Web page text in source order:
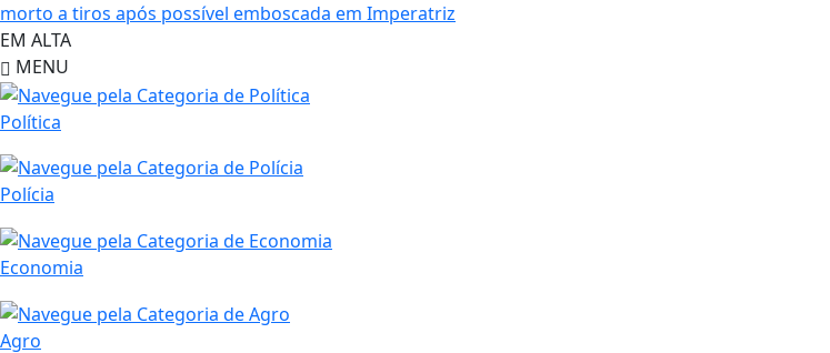
morto a tiros após possível emboscada em Imperatriz
EM ALTA
MENU
Política
Polícia
Economia
Agro